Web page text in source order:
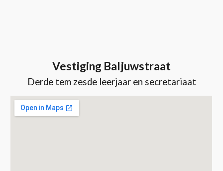
Vestiging Baljuwstraat
Derde tem zesde leerjaar en secretariaat